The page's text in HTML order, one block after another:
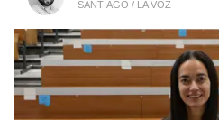
SANTIAGO / LA VOZ